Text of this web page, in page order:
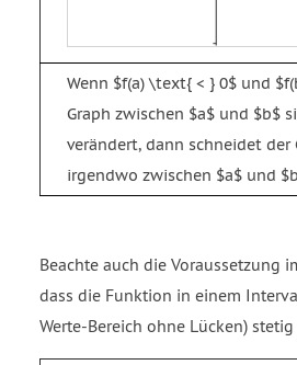
Wenn $f(a) \text{ < } 0$ und
Graph zwischen $a$ und $b$
verändert, dann schneidet der
irgendwo zwischen $a$ und
Beachte auch die Voraussetzung
dass die Funktion in einem
Werte-Bereich ohne Lücken)